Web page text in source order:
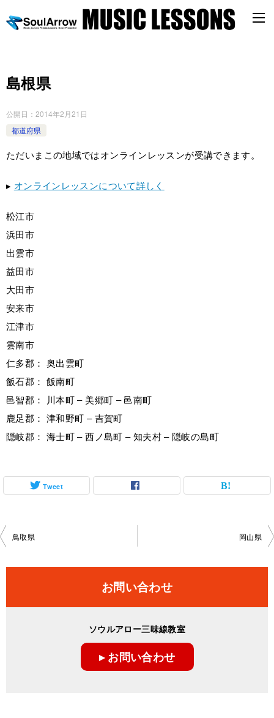
島根県
公開日： 2014年2月21日
都道府県
ただいまこの地域ではオンラインレッスンが受講できます。
▸ オンラインレッスンについて詳しく
松江市
浜田市
出雲市
益田市
大田市
安来市
江津市
雲南市
仁多郡： 奥出雲町
飯石郡： 飯南町
邑智郡： 川本町 – 美郷町 – 邑南町
鹿足郡： 津和野町 – 吉賀町
隠岐郡： 海士町 – 西ノ島町 – 知夫村 – 隠岐の島町
Tweet
投
ビ
鳥取県 岡山県
お問い合わせ
ソウルアロー三味線教室
▸ お問い合わせ